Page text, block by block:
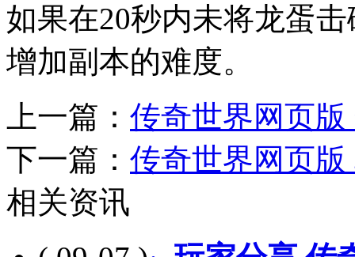
如果在20秒内未将龙蛋
增加副本的难度。
上一篇： 传奇世界网页
下一篇： 传奇世界网页
相关资讯